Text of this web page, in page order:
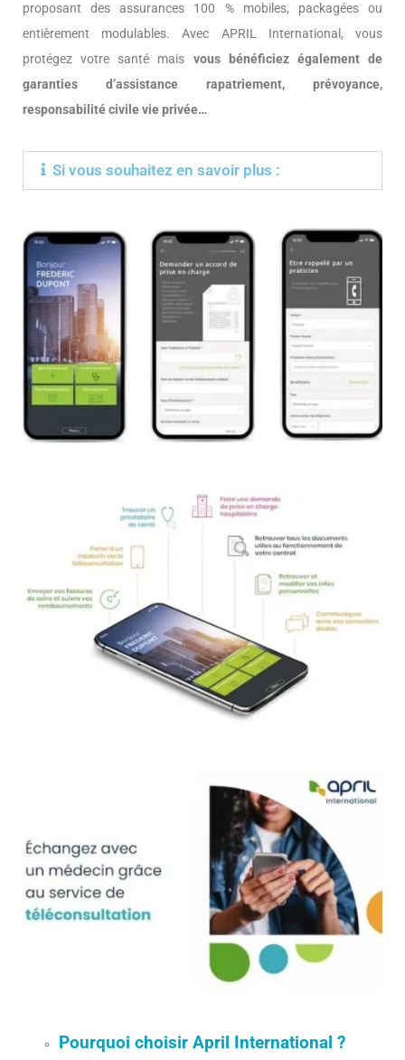
proposant des assurances 100 % mobiles, packagées ou
entièrement modulables. Avec APRIL International, vous
protégez votre santé mais vous bénéficiez également de
garanties d’assistance rapatriement, prévoyance,
responsabilité civile vie privée…
Si vous souhaitez en savoir plus :
Pourquoi choisir April International ?